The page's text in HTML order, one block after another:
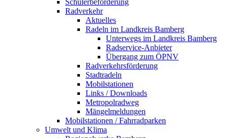
Schülerbeförderung
Radverkehr
Aktuelles
Radeln im Landkreis Bamberg
Unterwegs im Landkreis Bamberg
Radservice-Anbieter
Übergang zum ÖPNV
Radverkehrsförderung
Stadtradeln
Mobilstationen
Links / Downloads
Metropolradweg
Mängelmeldungen
Mobilstationen / Fahrradparken
Umwelt und Klima